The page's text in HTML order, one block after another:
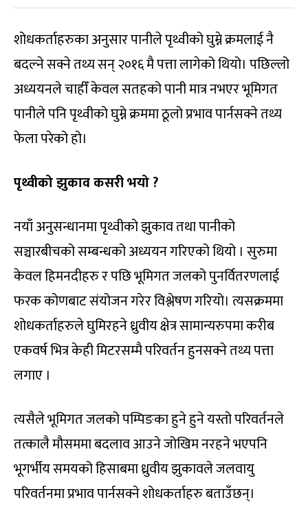
शोधकर्ताहरुका अनुसार पानीले पृथ्वीको घुम्ने क्रमलाई नै
बदल्ने सक्ने तथ्य सन् २०१६ मै पत्ता लागेको थियो। पछिल्लो
अध्ययनले चाहीँ केवल सतहको पानी मात्र नभएर भूमिगत
पानीले पनि पृथ्वीको घुम्ने क्रममा ठूलो प्रभाव पार्नसक्ने तथ्य
फेला परेको हो।
पृथ्वीको झुकाव कसरी भयो ?
नयाँ अनुसन्धानमा पृथ्वीको झुकाव तथा पानीको
सञ्चारबीचको सम्बन्धको अध्ययन गरिएको थियो । सुरुमा
केवल हिमनदीहरु र पछि भूमिगत जलको पुनर्वितरणलाई
फरक कोणबाट संयोजन गरेर विश्लेषण गरियो। त्यसक्रममा
शोधकर्ताहरुले घुमिरहने ध्रुवीय क्षेत्र सामान्यरुपमा करीब
एकवर्ष भित्र केही मिटरसम्मै परिवर्तन हुनसक्ने तथ्य पत्ता
लगाए ।
त्यसैले भूमिगत जलको पम्पिङका हुने हुने यस्तो परिवर्तनले
तत्कालै मौसममा बदलाव आउने जोखिम नरहने भएपनि
भूगर्भीय समयको हिसाबमा ध्रुवीय झुकावले जलवायु
परिवर्तनमा प्रभाव पार्नसक्ने शोधकर्ताहरु बताउँछन्।